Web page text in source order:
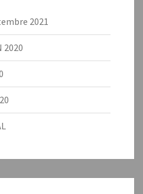
2021
2020